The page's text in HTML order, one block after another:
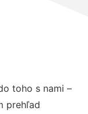
toho s nami –
prehľad